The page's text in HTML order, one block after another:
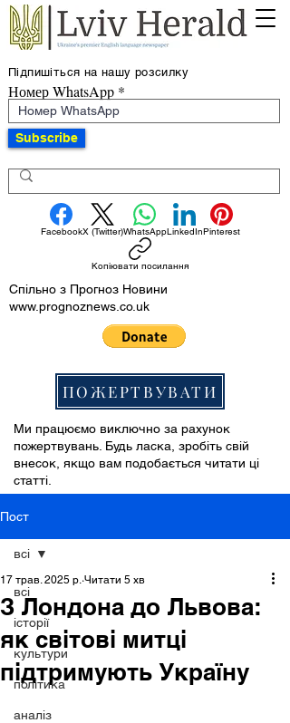
Підпишіться на нашу розсилку
Номер WhatsApp
Subscribe
FacebookX (Twitter)WhatsAppLinkedInPinterest
Копіювати посилання
Спільно з Прогноз Новини
www.prognoznews.co.uk
ПОЖЕРТВУВАТИ
Ми працюємо виключно за рахунок
пожертвувань. Будь ласка, зробіть свій
внесок, якщо вам подобається читати ці
статті.
Пост
всі
історії
культури
політика
аналіз
всі
З Лондона до Львова:
як світові митці
підтримують Україну
17 трав. 2025 р. Читати 5 хв